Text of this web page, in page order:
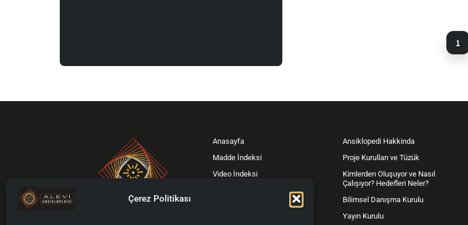
Çerez Politikası
1
Anasayfa
Madde İndeksi
Video İndeksi
Ansiklopedi Hakkinda
Proje Kurulları ve Tüzük
Kimlerden Oluşuyor ve Nasıl
Çalışıyor? Hedefleri Neler?
Bilimsel Danışma Kurulu
Yayın Kurulu